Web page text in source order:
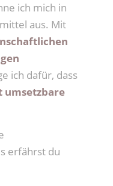
ich mich in
aus. Mit
ich dafür, dass
erfährst du